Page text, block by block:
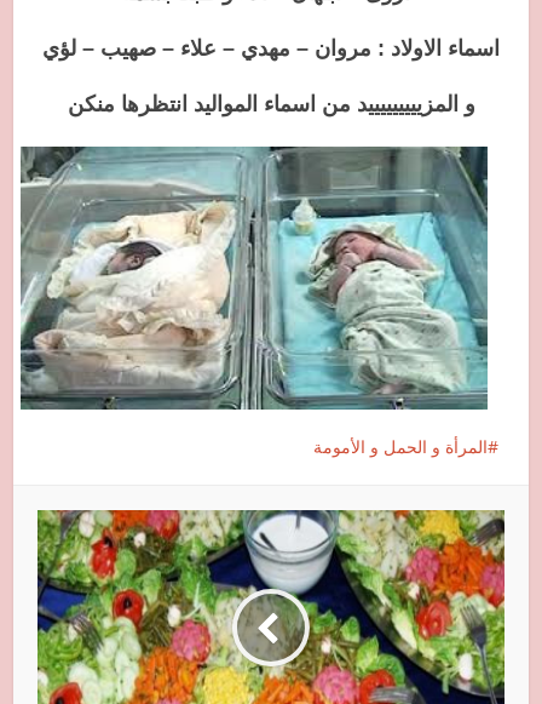
اسماء الاولاد : مروان – مهدي – علاء – صهيب – لؤي
و المزيييييييييد من اسماء المواليد انتظرها منكن
المرأة و الحمل و الأمومة